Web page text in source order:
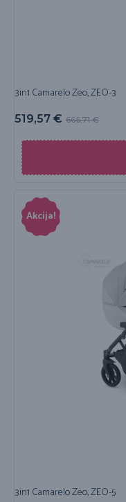
3in1 Camarelo Zeo, ZEO-3
666,71€
519,57 €
Akcija!
3in1 Camarelo Zeo, ZEO-5